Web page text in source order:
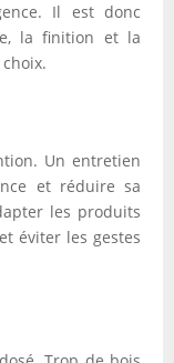
Il est donc
la finition et la
Un entretien
et réduire sa
les produits
éviter les gestes